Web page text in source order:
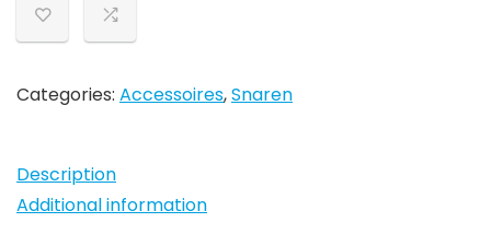
voor
gitaar
Coating,
licht
Categories: Accessoires,Snaren
Description
Additional information